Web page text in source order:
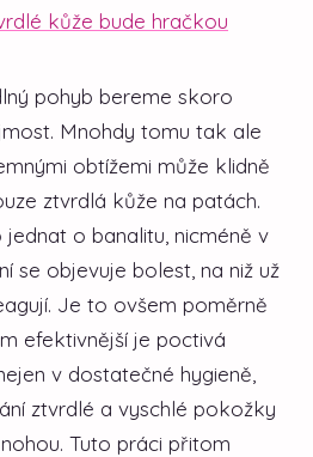
kůže bude hračkou
pohyb bereme skoro
Mnohdy tomu tak ale
obtížemi může klidně
ztvrdlá kůže na patách.
o banalitu, nicméně v
se objevuje bolest, na niž už
Je to ovšem poměrně
efektivnější je poctivá
v dostatečné hygieně,
ztvrdlé a vyschlé pokožky
Tuto práci přitom